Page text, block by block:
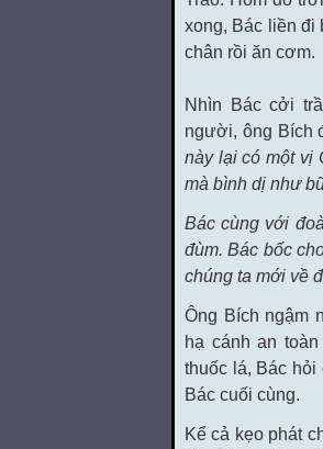
xong, Bác liền đi
chân rồi ăn cơm.
Nhìn Bác cởi
người, ông Bích
này lại có một vị
mà bình dị như
Bác cùng với
đùm. Bác bốc
chúng ta mới về
Ông Bích ngậm
hạ cánh an
thuốc lá, Bác
Bác cuối cùng.
Kể cả kẹo phát